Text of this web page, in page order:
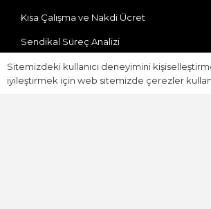
Kısa Çalışma ve Nakdi Ücret
Sendikal Süreç Analizi
Sosyal Güvenlik
Yabancı Çalışma
Sitemizdeki kullanıcı deneyimini
iyileştirmek için web sitemizde çerezler